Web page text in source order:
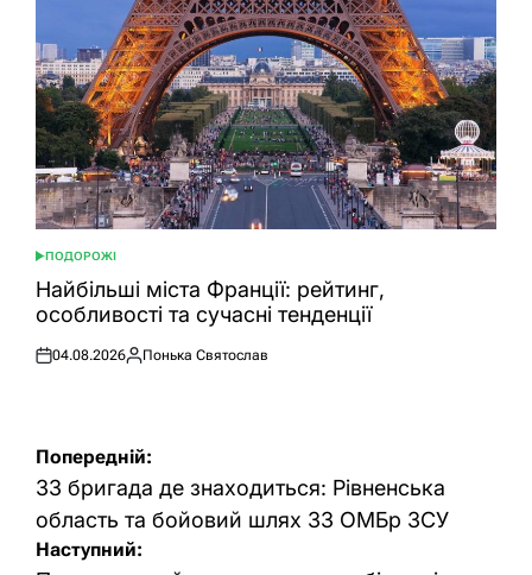
ОПУБЛІКУВАТИ
У
ПОДОРОЖІ
Найбільші міста Франції: рейтинг,
особливості та сучасні тенденції
Оприлюднено
04.08.2026
Опубліковано
Понька Святослав
Навігація
записів
Попередній:
33 бригада де знаходиться: Рівненська
область та бойовий шлях 33 ОМБр ЗСУ
Наступний: